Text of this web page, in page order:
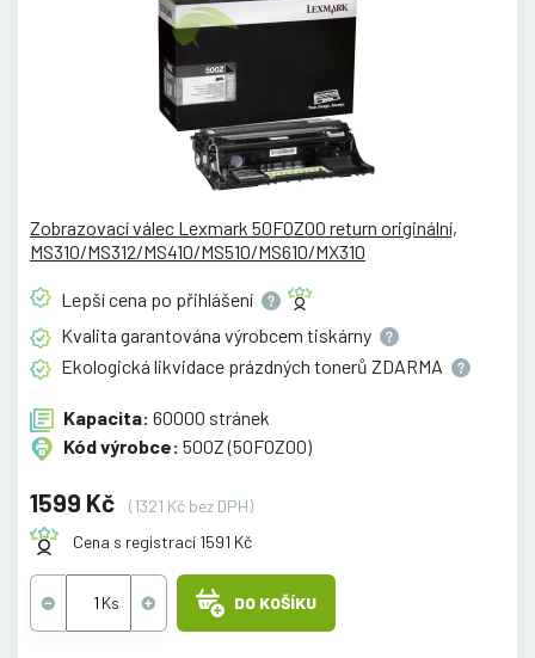
Zobrazovací válec Lexmark 50F0Z00 return originální,
MS310/MS312/MS410/MS510/MS610/MX310
Lepší cena po přihlášení
Kvalita garantována výrobcem tiskárny
Ekologická likvidace prázdných tonerů ZDARMA
Kapacita: 60000 stránek
Kód výrobce: 500Z (50F0Z00)
1599 Kč
(1321 Kč bez DPH)
Cena s registrací 1591 Kč
DO KOŠÍKU